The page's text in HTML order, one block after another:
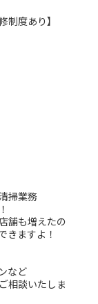
度あり】
掃業務
舗も増えたの
きますよ！
など
相談いたしま